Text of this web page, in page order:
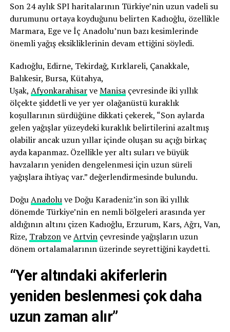
Son 24 aylık SPI haritalarının Türkiye’nin uzun vadeli su
durumunu ortaya koyduğunu belirten Kadıoğlu, özellikle
Marmara, Ege ve İç Anadolu’nun bazı kesimlerinde
önemli yağış eksikliklerinin devam ettiğini söyledi.
Kadıoğlu, Edirne, Tekirdağ, Kırklareli, Çanakkale,
Balıkesir, Bursa, Kütahya,
Uşak, AfyonkarahisarveManisaçevresinde iki yıllık
ölçekte şiddetli ve yer yer olağanüstü kuraklık
koşullarının sürdüğüne dikkati çekerek, “Son aylarda
gelen yağışlar yüzeydeki kuraklık belirtilerini azaltmış
olabilir ancak uzun yıllar içinde oluşan su açığı birkaç
ayda kapanmaz. Özellikle yer altı suları ve büyük
havzaların yeniden dengelenmesi için uzun süreli
yağışlara ihtiyaç var.” değerlendirmesinde bulundu.
DoğuAnadoluve Doğu Karadeniz’in son iki yıllık
dönemde Türkiye’nin en nemli bölgeleri arasında yer
aldığının altını çizen Kadıoğlu, Erzurum, Kars, Ağrı, Van,
Rize, TrabzonveArtvinçevresinde yağışların uzun
dönem ortalamalarının üzerinde seyrettiğini kaydetti.
“Yer altındaki akiferlerin
yeniden beslenmesi çok daha
uzun zaman alır”